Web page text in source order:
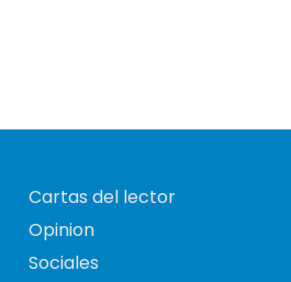
Cartas del lector
Opinion
Sociales